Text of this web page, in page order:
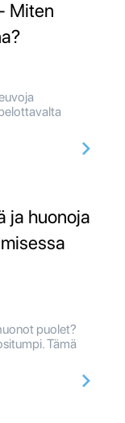
Miten
ja huonoja
puolet?
Tämä